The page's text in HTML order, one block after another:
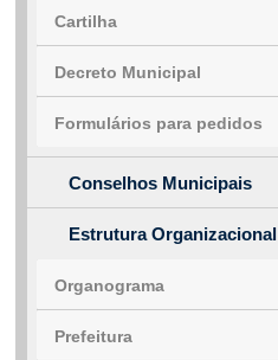
Cartilha
Decreto Municipal
Formulários para pedidos
Conselhos Municipais
Estrutura Organizacional
Organograma
Prefeitura